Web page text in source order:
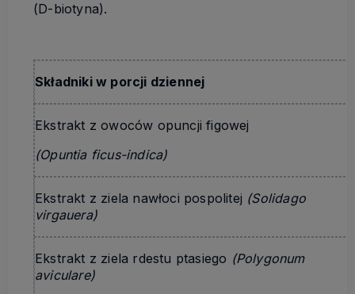
(D-biotyna).
Składniki w porcji dziennej
Ekstrakt z owoców opuncji figowej
(Opuntia ficus-indica)
Ekstrakt z ziela nawłoci pospolitej (Solidago
virgauera)
Ekstrakt z ziela rdestu ptasiego (Polygonum
aviculare)